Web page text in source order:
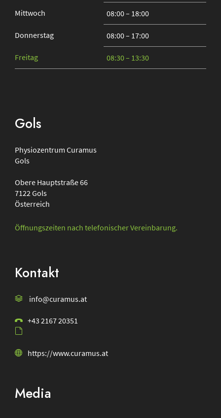
Mittwoch 08:00 – 18:00
Donnerstag 08:00 – 17:00
Freitag 08:30 – 13:30
Gols
Physiozentrum Curamus
Gols
Obere Hauptstraße 66
7122Gols
Österreich
Öffnungszeiten nach telefonischer Vereinbarung.
Kontakt
info@curamus.at
+43 2167 20351
https://www.curamus.at
Media